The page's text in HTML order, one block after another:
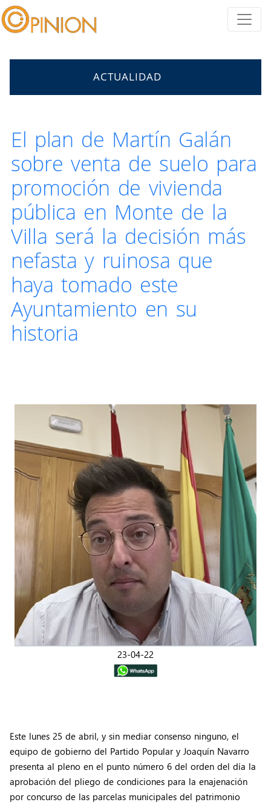
ACTUALIDAD
El plan de Martín Galán
sobre venta de suelo para
promoción de vivienda
pública en Monte de la
Villa será la decisión más
nefasta y ruinosa que
haya tomado este
Ayuntamiento en su
historia
23-04-22
Este lunes 25 de abril, y sin mediar consenso ninguno, el
equipo de gobierno del Partido Popular y Joaquín Navarro
presenta al pleno en el punto número 6 del orden del día la
aprobación del pliego de condiciones para la enajenación
por concurso de las parcelas municipales del patrimonio